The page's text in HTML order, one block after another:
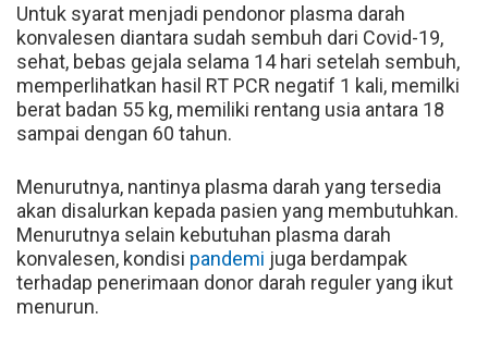
Untuk syarat menjadi pendonor plasma darah
konvalesen diantara sudah sembuh dari Covid-19,
sehat, bebas gejala selama 14 hari setelah sembuh,
memperlihatkan hasil RT PCR negatif 1 kali, memilki
berat badan 55 kg, memiliki rentang usia antara 18
sampai dengan 60 tahun.
Menurutnya, nantinya plasma darah yang tersedia
akan disalurkan kepada pasien yang membutuhkan.
Menurutnya selain kebutuhan plasma darah
konvalesen, kondisi pandemi juga berdampak
terhadap penerimaan donor darah reguler yang ikut
menurun.